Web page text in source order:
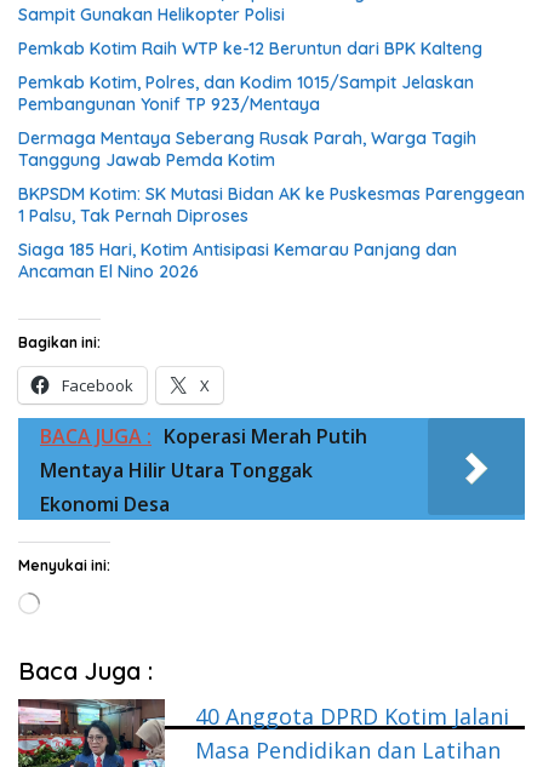
Sampit Gunakan Helikopter Polisi
Pemkab Kotim Raih WTP ke-12 Beruntun dari BPK Kalteng
Pemkab Kotim, Polres, dan Kodim 1015/Sampit Jelaskan
Pembangunan Yonif TP 923/Mentaya
Dermaga Mentaya Seberang Rusak Parah, Warga Tagih
Tanggung Jawab Pemda Kotim
BKPSDM Kotim: SK Mutasi Bidan AK ke Puskesmas Parenggean
1 Palsu, Tak Pernah Diproses
Siaga 185 Hari, Kotim Antisipasi Kemarau Panjang dan
Ancaman El Nino 2026
Bagikan ini:
Facebook X
BACA JUGA : Koperasi Merah Putih
Mentaya Hilir Utara Tonggak
Ekonomi Desa
Menyukai ini:
Memuat...
Baca Juga :
40 Anggota DPRD Kotim Jalani
Masa Pendidikan dan Latihan